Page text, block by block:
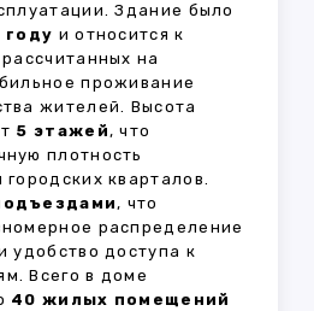
Здание было
году и относится к
на
проживание
жителей. Высота
5 этажей, что
плотность
кварталов.
, что
распределение
удобство доступа к
Всего в доме
40 жилых помещений